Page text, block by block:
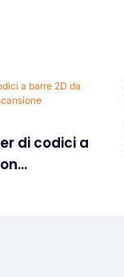
di codici a